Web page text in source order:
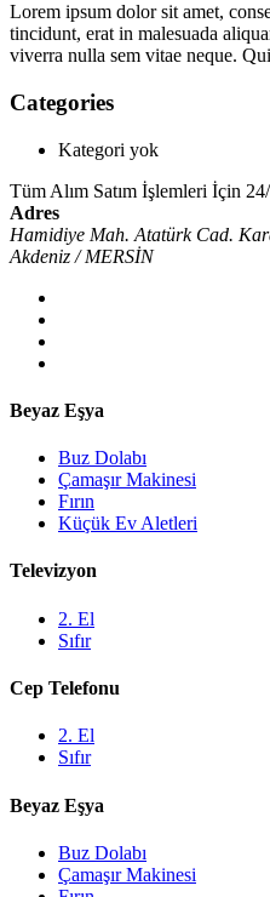
Lorem ipsum dolor sit amet,
tincidunt, erat in malesuada
viverra nulla sem vitae neque.
Categories
Kategori yok
Tüm Alım Satım İşlemleri İçin
Adres
Hamidiye Mah. Atatürk Cad.
Akdeniz / MERSİN
Beyaz Eşya
Buz Dolabı
Çamaşır Makinesi
Fırın
Küçük Ev Aletleri
Televizyon
2. El
Sıfır
Cep Telefonu
2. El
Sıfır
Beyaz Eşya
Buz Dolabı
Çamaşır Makinesi